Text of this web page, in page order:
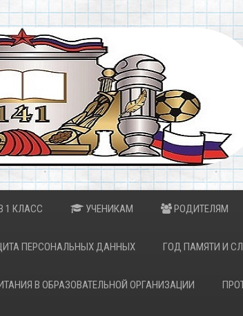
1 КЛАСС УЧЕНИКАМ РОДИТЕЛЯМ
ПЕРСОНАЛЬНЫХ ДАННЫХ ГОД ПАМЯТИ И
В ОБРАЗОВАТЕЛЬНОЙ ОРГАНИЗАЦИИ